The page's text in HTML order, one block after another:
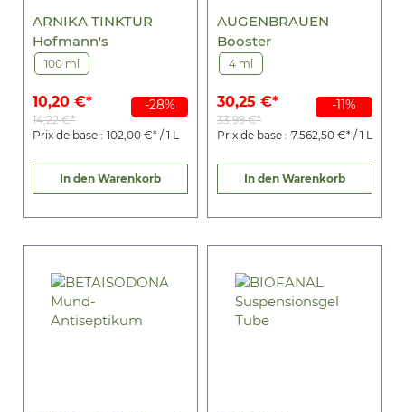
-28%
ARNIKA TINKTUR
Hofmann's
100 ml
10,20 €*
14,22 €*
Prix de base : 102,00 €* / 1 L
In den Warenkorb
-11%
AUGENBRAUEN
Booster
4 ml
30,25 €*
33,99 €*
Prix de base : 7.562,50 €* / 1 L
In den Warenkorb